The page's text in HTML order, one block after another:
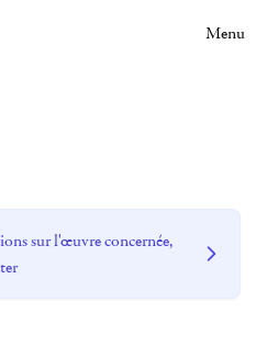
Menu
sur l'œuvre concernée,